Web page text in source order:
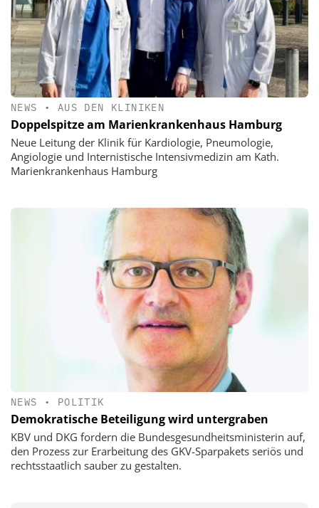
NEWS • AUS DEN KLINIKEN
Doppelspitze am Marienkrankenhaus Hamburg
Neue Leitung der Klinik für Kardiologie, Pneumologie,
Angiologie und Internistische Intensivmedizin am Kath.
Marienkrankenhaus Hamburg
NEWS • POLITIK
Demokratische Beteiligung wird untergraben
KBV und DKG fordern die Bundesgesundheitsministerin auf,
den Prozess zur Erarbeitung des GKV-Sparpakets seriös und
rechtsstaatlich sauber zu gestalten.